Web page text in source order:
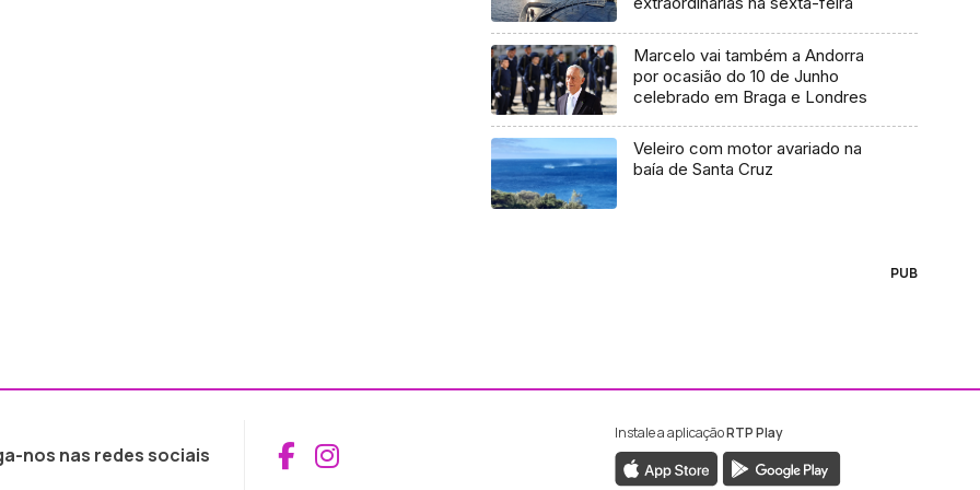
Marcelo vai também a Andorra
por ocasião do 10 de Junho
celebrado em Braga e Londres
Veleiro com motor avariado na
baía de Santa Cruz
PUB
nos nas redes sociais Aceder ao Facebook da RTP Madeira
Aceder ao Instagram da RTP Madeira
Instale a aplicaçãoRTP Play